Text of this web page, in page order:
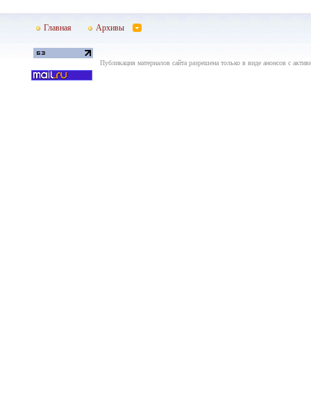
Главная Архивы
Публикация материалов сайта разрешена только в виде анонсов с